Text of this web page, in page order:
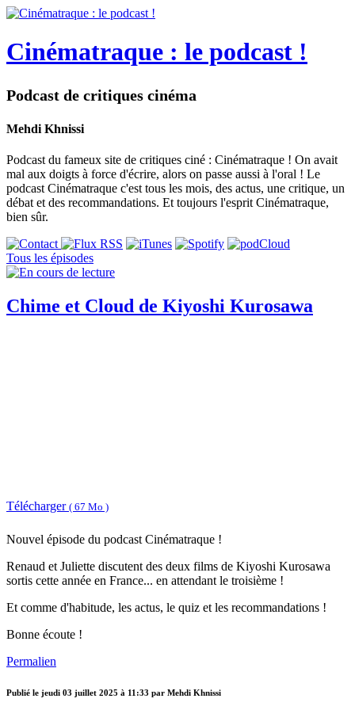
Cinématraque : le podcast !
Podcast de critiques cinéma
Mehdi Khnissi
Podcast du fameux site de critiques ciné : Cinématraque ! On avait
mal aux doigts à force d'écrire, alors on passe aussi à l'oral ! Le
podcast Cinématraque c'est tous les mois, des actus, une critique, un
débat et des recommandations. Et toujours l'esprit Cinématraque,
bien sûr.
Tous les épisodes
Chime et Cloud de Kiyoshi Kurosawa
Télécharger ( 67 Mo )
Nouvel épisode du podcast Cinématraque !
Renaud et Juliette discutent des deux films de Kiyoshi Kurosawa
sortis cette année en France... en attendant le troisième !
Et comme d'habitude, les actus, le quiz et les recommandations !
Bonne écoute !
Permalien
Publié le jeudi 03 juillet 2025 à 11:33 par Mehdi Khnissi